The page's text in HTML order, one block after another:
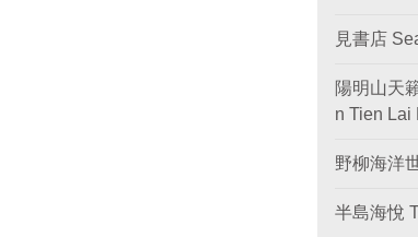
見書店
陽明山天
n Tien Lai
野柳海洋
半島海悅